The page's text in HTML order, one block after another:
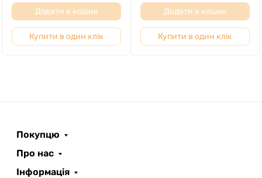
Додати в кошик
Купити в один клік
Додати в кошик
Купити в один клік
Покупцю
Про нас
Інформація